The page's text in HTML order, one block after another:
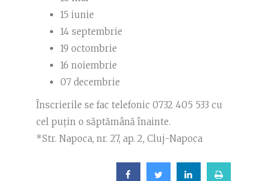
15 iunie
14 septembrie
19 octombrie
16 noiembrie
07 decembrie
Înscrierile se fac telefonic 0732 405 533 cu
cel puțin o săptămână înainte.
*Str. Napoca, nr. 27, ap. 2, Cluj-Napoca